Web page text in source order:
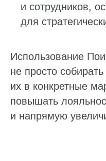
и сотрудников,
для
Использование
не просто
их в конкретные
повышать
и напрямую
Работа с данными
Актуальность данных
Контроль изменения данных
Фантомы для поиска дубликатов